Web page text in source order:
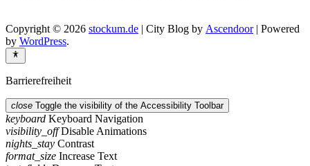
Copyright © 2026 stockum.de | City Blog by Ascendoor| Powered
by WordPress.
Barrierefreiheit
close Toggle the visibility of the Accessibility Toolbar
keyboard Keyboard Navigation
visibility_off Disable Animations
nights_stay Contrast
format_size Increase Text